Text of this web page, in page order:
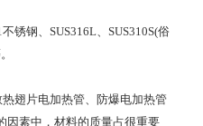
锈钢、SUS316L、SUS310S(俗
翅片电加热管、防爆电加热管
因素中，材料的质量占很重要